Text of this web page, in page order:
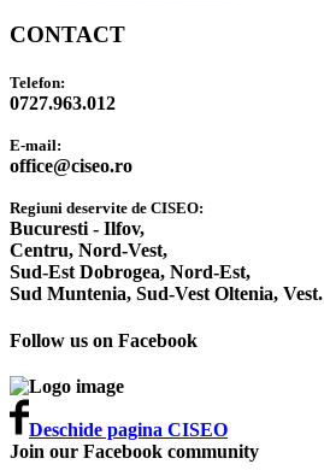
CONTACT
Telefon:
0727.963.012
E-mail:
office@ciseo.ro
Regiuni deservite de CISEO:
Bucuresti - Ilfov,
Centru, Nord-Vest,
Sud-Est Dobrogea, Nord-Est,
Sud Muntenia, Sud-Vest Oltenia, Vest.
Follow us on Facebook
Deschide pagina CISEO
Join our Facebook community